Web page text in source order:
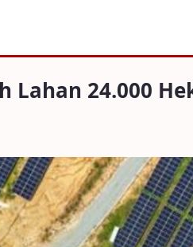
Hektare
Lahan 24.000